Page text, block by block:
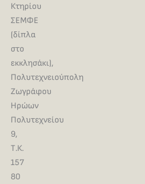
Κτηρίου
ΣΕΜΦΕ
(δίπλα
στο
εκκλησάκι),
Πολυτεχνειούπολη
Ζωγράφου
Ηρώων
Πολυτεχνείου
9,
Τ.Κ.
157
80